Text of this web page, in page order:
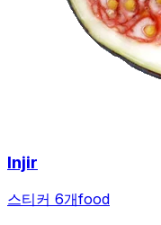
Injir
스티커 6개food